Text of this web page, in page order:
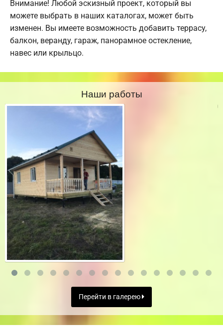
Внимание! Любой эскизный проект, который вы
можете выбрать в наших каталогах, может быть
изменен. Вы имеете возможность добавить террасу,
балкон, веранду, гараж, панорамное остекление,
навес или крыльцо.
Наши работы
Перейти в галерею